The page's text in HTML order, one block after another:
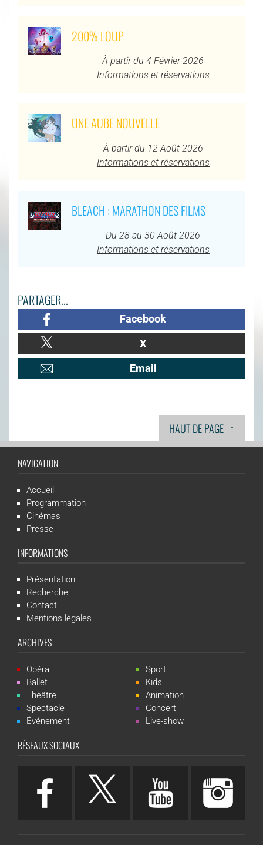
200% LOUP
À partir du 4 Février 2026
Informations et réservations
UNE AUBE NOUVELLE
À partir du 12 Août 2026
Informations et réservations
BLEACH : MARATHON DES FILMS
Du 28 au 30 Août 2026
Informations et réservations
PARTAGER...
Facebook
X
Email
HAUT DE PAGE ↑
NAVIGATION
Accueil
Programmation
Cinémas
Presse
INFORMATIONS
Présentation
Recherche
Contact
Mentions légales
ARCHIVES
Opéra
Ballet
Théâtre
Spectacle
Événement
Sport
Kids
Animation
Concert
Live-show
RÉSEAUX SOCIAUX